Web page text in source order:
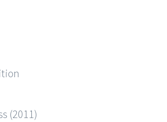
(2011)